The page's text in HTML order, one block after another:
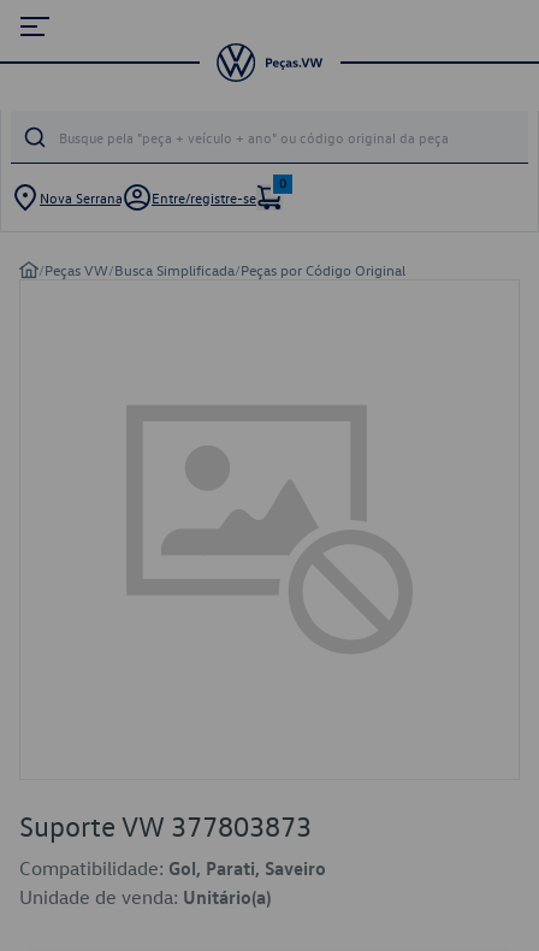
Nova Serrana Entre/registre-se
0
/Peças VW/Busca Simplificada/Peças por Código Original
Suporte VW 377803873
Compatibilidade: Gol, Parati, Saveiro
Unidade de venda: Unitário(a)